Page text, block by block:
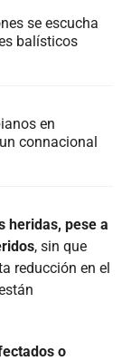
se escucha
balísticos
en
connacional
heridas, pese a
, sin que
reducción en el
o